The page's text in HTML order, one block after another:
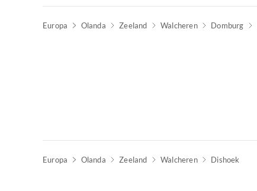
Europa Olanda Zeeland Walcheren Domburg
Europa Olanda Zeeland Walcheren Dishoek